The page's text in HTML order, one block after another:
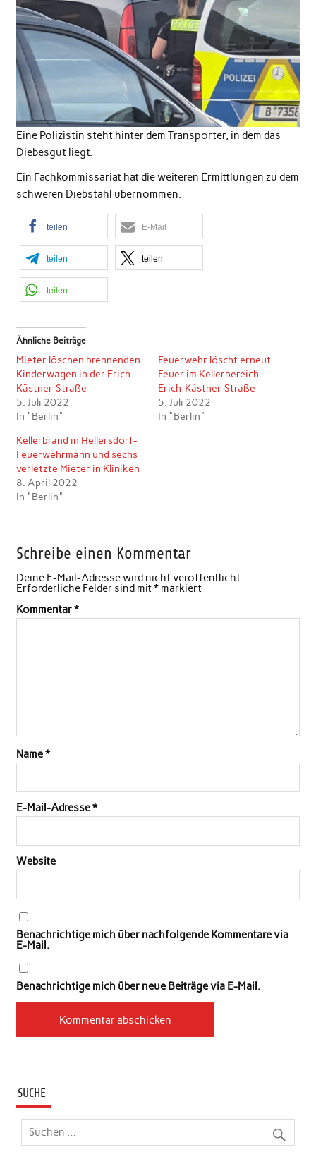
Eine Polizistin steht hinter dem Transporter, in dem das
Diebesgut liegt.
Ein Fachkommissariat hat die weiteren Ermittlungen zu dem
schweren Diebstahl übernommen.
teilen E-Mail
teilen teilen
teilen
Ähnliche Beiträge
Mieter löschen brennenden
Kinderwagen in der Erich-
Kästner-Straße
5. Juli 2022
In "Berlin"
Feuerwehr löscht erneut
Feuer im Kellerbereich
Erich-Kästner-Straße
5. Juli 2022
In "Berlin"
Kellerbrand in Hellersdorf-
Feuerwehrmann und sechs
verletzte Mieter in Kliniken
8. April 2022
In "Berlin"
Schreibe einen Kommentar
Deine E-Mail-Adresse wird nicht veröffentlicht.
Erforderliche Felder sind mit*markiert
Kommentar*
Name*
E-Mail-Adresse*
Website
Benachrichtige mich über nachfolgende Kommentare via
E-Mail.
Benachrichtige mich über neue Beiträge via E-Mail.
SUCHE